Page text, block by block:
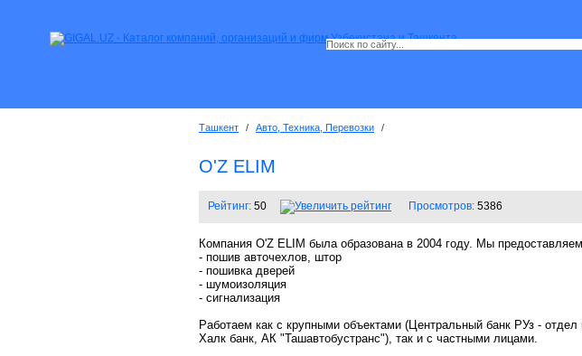
Ташкент / Авто, Техника, Перевозки /
O'Z ELIM
Рейтинг: 50 Просмотров: 5386
Компания O'Z ELIM была образована в 2004 году. Мы
- пошив авточехлов, штор
- пошивка дверей
- шумоизоляция
- сигнализация
Работаем как с крупными объектами (Центральный банк РУз -
Халк банк, АК "Ташавтобустранс"), так и с частными лицами.